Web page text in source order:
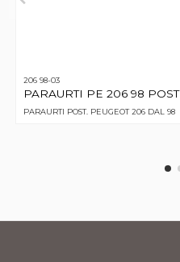
206 98-03
PARAURTI PE 206 98 POST
PARAURTI POST. PEUGEOT 206 DAL 98